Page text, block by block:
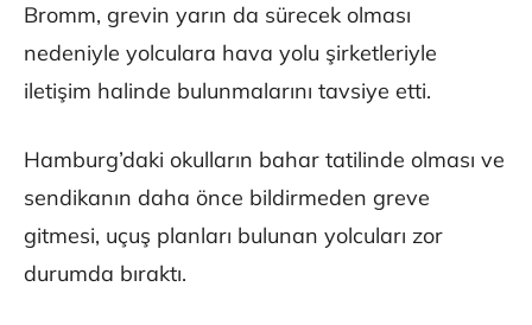
Bromm, grevin yarın da sürecek olması
nedeniyle yolculara hava yolu şirketleriyle
iletişim halinde bulunmalarını tavsiye etti.
Hamburg’daki okulların bahar tatilinde olması ve
sendikanın daha önce bildirmeden greve
gitmesi, uçuş planları bulunan yolcuları zor
durumda bıraktı.